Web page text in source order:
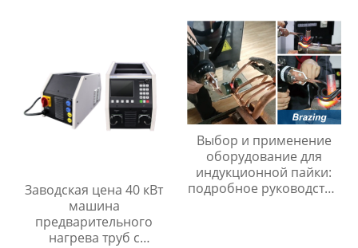
частоты фазы привода
Заводская цена 40 кВт
машина
предварительного
нагрева труб с
Выбор и применение
оборудование для
индукционной пайки:
подробное руководство